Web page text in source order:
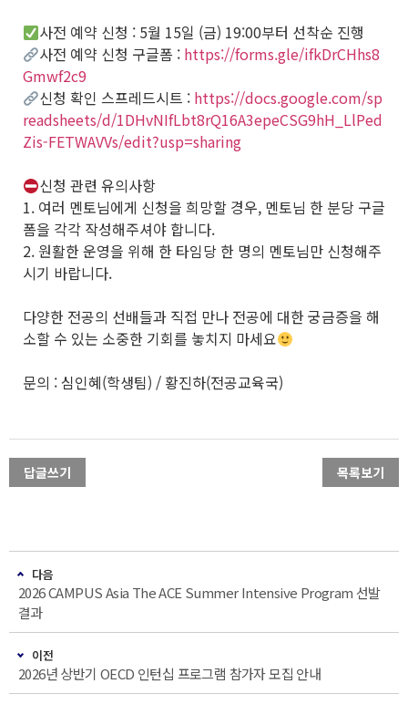
사전 예약 신청 : 5월 15일 (금) 19:00부터 선착순 진행
사전 예약 신청 구글폼 : https://forms.gle/ifkDrCHhs8
Gmwf2c9
신청 확인 스프레드시트 : https://docs.google.com/sp
readsheets/d/1DHvNIfLbt8rQ16A3epeCSG9hH_LlPed
Zis-FETWAVVs/edit?usp=sharing
신청 관련 유의사항
1. 여러 멘토님에게 신청을 희망할 경우, 멘토님 한 분당 구글
폼을 각각 작성해주셔야 합니다.
2. 원활한 운영을 위해 한 타임당 한 명의 멘토님만 신청해주
시기 바랍니다.
다양한 전공의 선배들과 직접 만나 전공에 대한 궁금증을 해
소할 수 있는 소중한 기회를 놓치지 마세요
문의 : 심인혜(학생팀) / 황진하(전공교육국)
답글쓰기 목록보기
다음
2026 CAMPUS Asia The ACE Summer Intensive Program 선발
결과
이전
2026년 상반기 OECD 인턴십 프로그램 참가자 모집 안내